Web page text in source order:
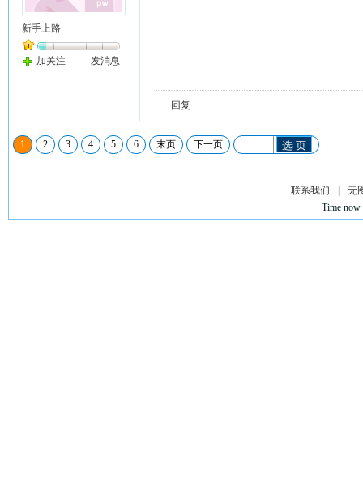
新手上路
加关注 发消息
回复
1 2 3 4 5 6 末页 下一页 选 页
联系我们
无
Time now